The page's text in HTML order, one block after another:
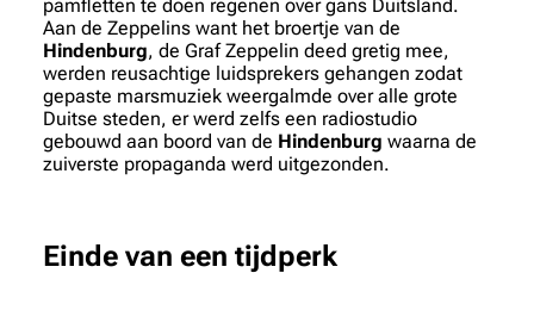
pamfletten te doen regenen over gans Duitsland.
Aan de Zeppelins want het broertje van de
Hindenburg, de Graf Zeppelin deed gretig mee,
werden reusachtige luidsprekers gehangen zodat
gepaste marsmuziek weergalmde over alle grote
Duitse steden, er werd zelfs een radiostudio
gebouwd aan boord van de Hindenburg waarna de
zuiverste propaganda werd uitgezonden.
Einde van een tijdperk